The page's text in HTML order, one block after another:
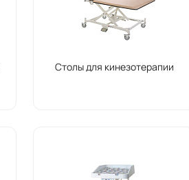
Столы для кинезотерапии